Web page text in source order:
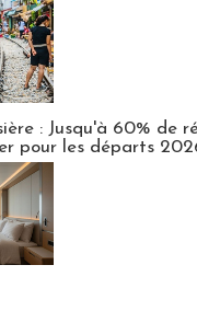
: Jusqu'à 60% de
pour les départs